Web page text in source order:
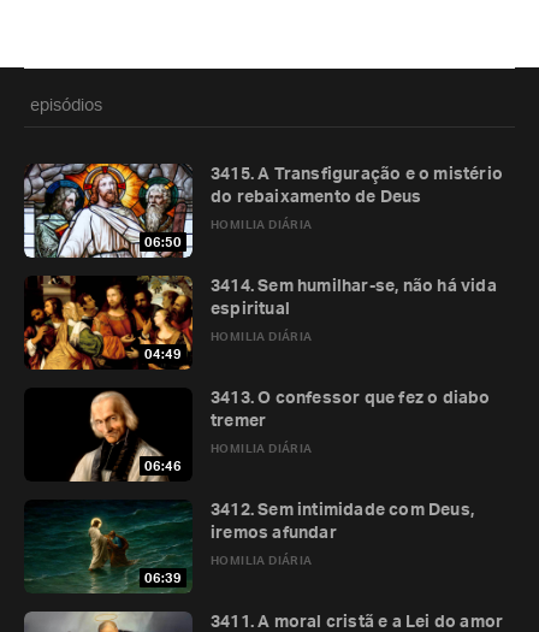
episódios
06:50
HOMILIA DIÁRIA
3415. A Transfiguração e o mistério
do rebaixamento de Deus
04:49
HOMILIA DIÁRIA
3414. Sem humilhar-se, não há vida
espiritual
06:46
HOMILIA DIÁRIA
3413. O confessor que fez o diabo
tremer
06:39
HOMILIA DIÁRIA
3412. Sem intimidade com Deus,
iremos afundar
3411. A moral cristã e a Lei do amor